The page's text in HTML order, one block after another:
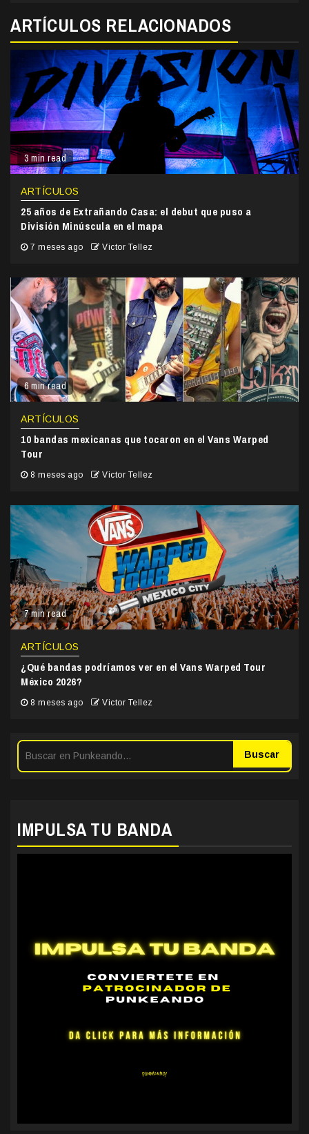
ARTÍCULOS RELACIONADOS
3 min read
ARTÍCULOS
25 años de Extrañando Casa: el debut que puso a
División Minúscula en el mapa
7 meses ago Victor Tellez
6 min read
ARTÍCULOS
10 bandas mexicanas que tocaron en el Vans Warped
Tour
8 meses ago Victor Tellez
7 min read
ARTÍCULOS
¿Qué bandas podríamos ver en el Vans Warped Tour
México 2026?
8 meses ago Victor Tellez
Buscar
IMPULSA TU BANDA